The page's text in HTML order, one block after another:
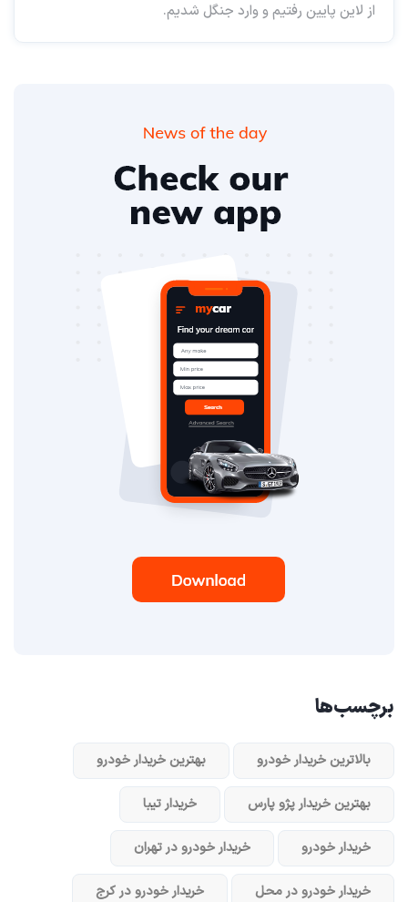
از لاین پایین رفتیم و وارد جنگل شدیم.
برچسب‌ها
بالاترین خریدار خودرو بهترین خریدار خودرو
بهترین خریدار پژو پارس خریدار تیبا
خریدار خودرو خریدار خودرو در تهران
خریدار خودرو در محل خریدار خودرو در کرج